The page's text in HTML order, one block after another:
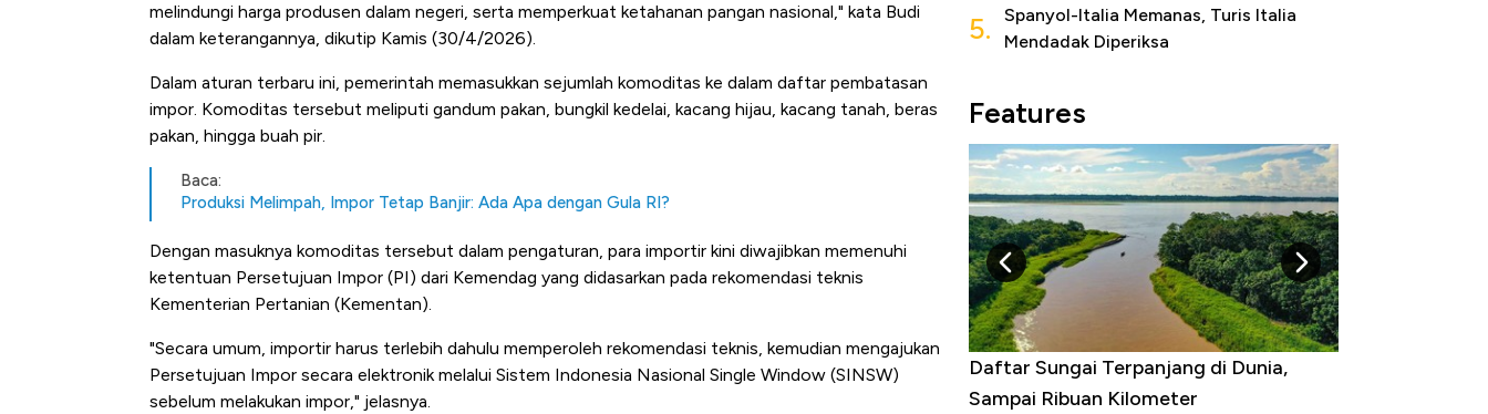
melindungi harga produsen dalam negeri, serta memperkuat ketahanan pangan nasional," kata Budi
dalam keterangannya, dikutip Kamis (30/4/2026).
Dalam aturan terbaru ini, pemerintah memasukkan sejumlah komoditas ke dalam daftar pembatasan
impor. Komoditas tersebut meliputi gandum pakan, bungkil kedelai, kacang hijau, kacang tanah, beras
pakan, hingga buah pir.
Baca:
Produksi Melimpah, Impor Tetap Banjir: Ada Apa dengan Gula RI?
Dengan masuknya komoditas tersebut dalam pengaturan, para importir kini diwajibkan memenuhi
ketentuan Persetujuan Impor (PI) dari Kemendag yang didasarkan pada rekomendasi teknis
Kementerian Pertanian (Kementan).
"Secara umum, importir harus terlebih dahulu memperoleh rekomendasi teknis, kemudian mengajukan
Persetujuan Impor secara elektronik melalui Sistem Indonesia Nasional Single Window (SINSW)
sebelum melakukan impor," jelasnya.
5.
Spanyol-Italia Memanas, Turis Italia
Mendadak Diperiksa
Features
Begini Cara Korsel atasi Panas Tanpa AC
Daftar Sungai Terpanjang di Dunia,
Sampai Ribuan Kilometer